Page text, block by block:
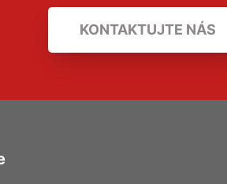
KONTAKTUJTE NÁS